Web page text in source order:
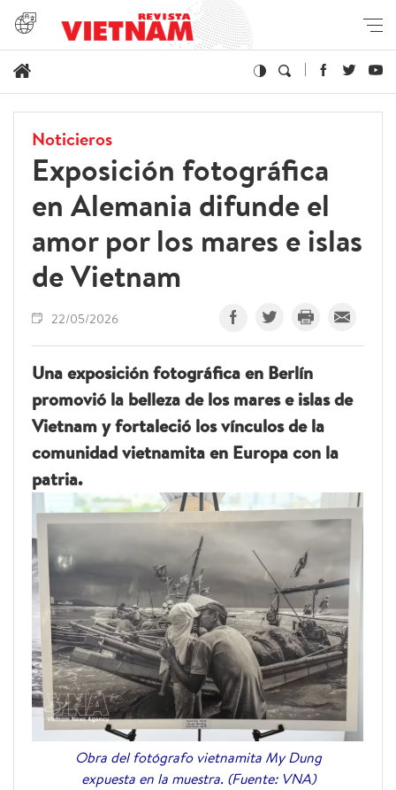
Noticieros
Exposición fotográfica
en Alemania difunde el
amor por los mares e islas
de Vietnam
22/05/2026
Una exposición fotográfica en Berlín
promovió la belleza de los mares e islas de
Vietnam y fortaleció los vínculos de la
comunidad vietnamita en Europa con la
patria.
Obra del fotógrafo vietnamita My Dung
expuesta en la muestra. (Fuente: VNA)